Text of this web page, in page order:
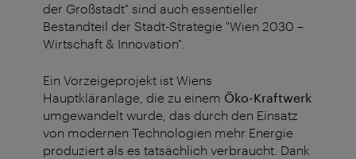
der Großstadt" sind auch essentieller
Bestandteil der Stadt-Strategie "Wien 2030 –
Wirtschaft & Innovation".
Ein Vorzeigeprojekt ist Wiens
Hauptkläranlage, die zu einem Öko-Kraftwerk
umgewandelt wurde, das durch den Einsatz
von modernen Technologien mehr Energie
produziert als es tatsächlich verbraucht. Dank